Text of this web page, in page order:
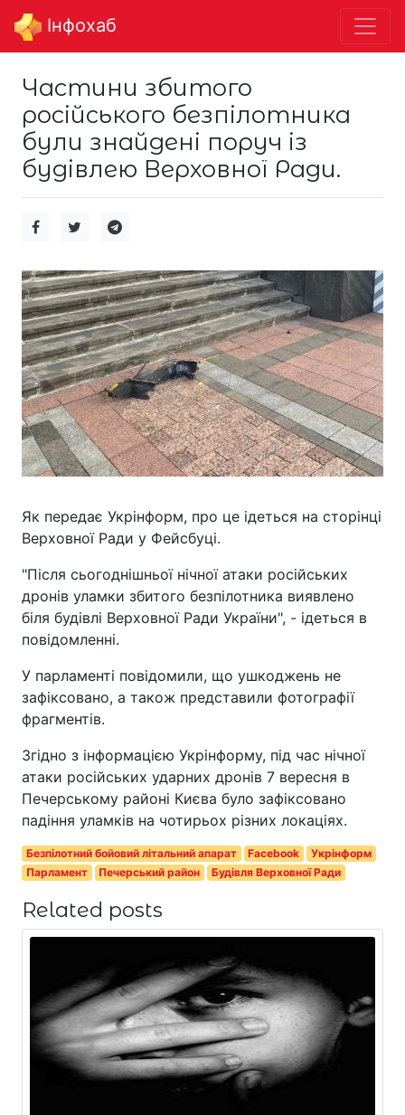
Інфохаб
Частини збитого
російського безпілотника
були знайдені поруч із
будівлею Верховної Ради.
Як передає Укрінформ, про це ідеться на сторінці
Верховної Ради у Фейсбуці.
"Після сьогоднішньої нічної атаки російських
дронів уламки збитого безпілотника виявлено
біля будівлі Верховної Ради України", - ідеться в
повідомленні.
У парламенті повідомили, що ушкоджень не
зафіксовано, а також представили фотографії
фрагментів.
Згідно з інформацією Укрінформу, під час нічної
атаки російських ударних дронів 7 вересня в
Печерському районі Києва було зафіксовано
падіння уламків на чотирьох різних локаціях.
Безпілотний бойовий літальний апарат Facebook
Укрінформ
Парламент
Печерський район Будівля Верховної Ради
Related posts